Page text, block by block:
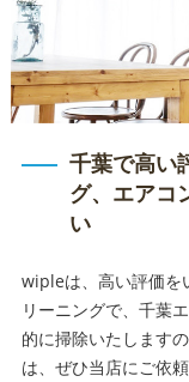
千葉で高い
グ、エアコ
い
wipleは、高い評価を
リーニングで、千葉
的に掃除いたします
は、ぜひ当店にご依頼